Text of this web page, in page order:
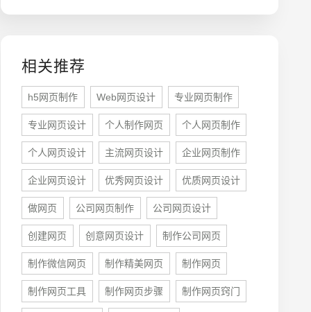
相关推荐
h5网页制作 Web网页设计 专业网页制作
专业网页设计 个人制作网页 个人网页制作
个人网页设计 主流网页设计 企业网页制作
企业网页设计 优秀网页设计 优质网页设计
做网页 公司网页制作 公司网页设计
创建网页 创意网页设计 制作公司网页
制作微信网页 制作精美网页 制作网页
制作网页工具 制作网页步骤 制作网页窍门